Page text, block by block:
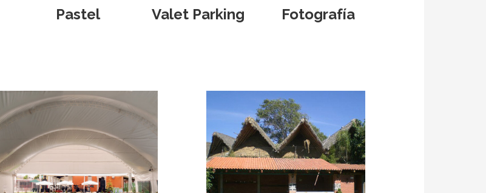
Pastel Valet Parking Fotografía